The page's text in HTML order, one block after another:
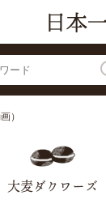
）
大麦ダクワーズ